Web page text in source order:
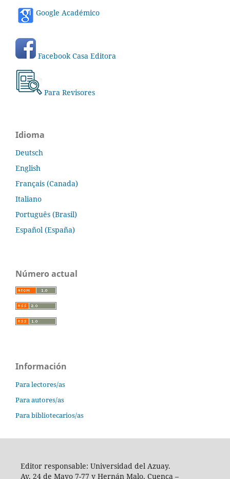
Google Académico
Facebook Casa Editora
Para Revisores
Idioma
Deutsch
English
Français (Canada)
Italiano
Português (Brasil)
Español (España)
Número actual
Información
Para lectores/as
Para autores/as
Para bibliotecarios/as
Editor responsable: Universidad del Azuay.
Av. 24 de Mayo 7-77 y Hernán Malo, Cuenca –